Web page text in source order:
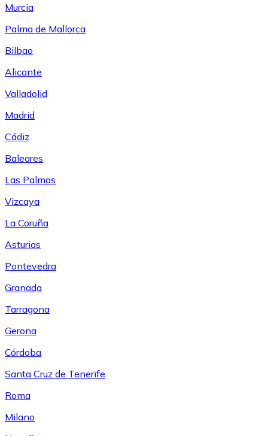
Murcia
Palma de Mallorca
Bilbao
Alicante
Valladolid
Madrid
Cádiz
Baleares
Las Palmas
Vizcaya
La Coruña
Asturias
Pontevedra
Granada
Tarragona
Gerona
Córdoba
Santa Cruz de Tenerife
Roma
Milano